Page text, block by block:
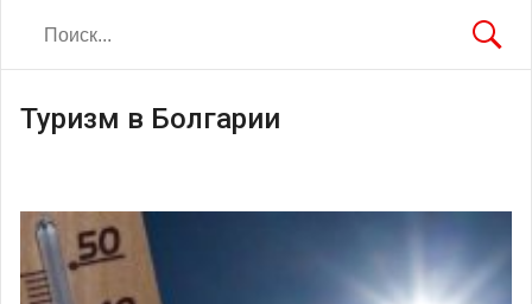
Туризм в Болгарии